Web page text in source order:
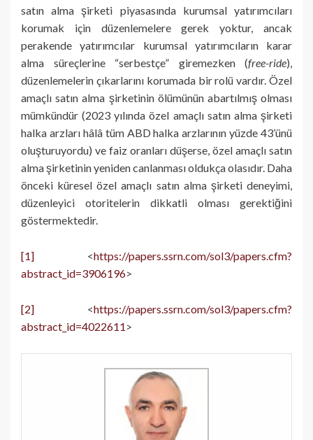
satın alma şirketi piyasasında kurumsal yatırımcıları
korumak için düzenlemelere gerek yoktur, ancak
perakende yatırımcılar kurumsal yatırımcıların karar
alma süreçlerine “serbestçe” giremezken (free-ride),
düzenlemelerin çıkarlarını korumada bir rolü vardır. Özel
amaçlı satın alma şirketinin ölümünün abartılmış olması
mümkündür (2023 yılında özel amaçlı satın alma şirketi
halka arzları hâlâ tüm ABD halka arzlarının yüzde 43’ünü
oluşturuyordu) ve faiz oranları düşerse, özel amaçlı satın
alma şirketinin yeniden canlanması oldukça olasıdır. Daha
önceki küresel özel amaçlı satın alma şirketi deneyimi,
düzenleyici otoritelerin dikkatli olması gerektiğini
göstermektedir.
[1] <https://papers.ssrn.com/sol3/papers.cfm?
abstract_id=3906196>
[2] <https://papers.ssrn.com/sol3/papers.cfm?
abstract_id=4022611 >